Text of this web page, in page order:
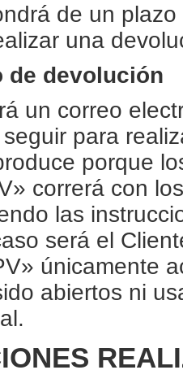
de un
una
de devolución
un correo
para
porque
correrá con
las
será el
únicamente
abiertos ni